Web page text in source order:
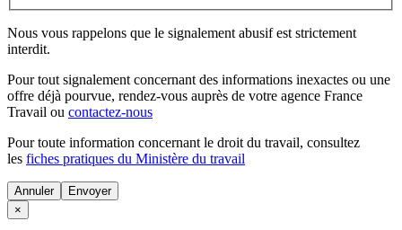
Nous vous rappelons que le signalement abusif est strictement
interdit.
Pour tout signalement concernant des informations inexactes ou une
offre déjà pourvue, rendez-vous auprès de votre agence France
Travail ou contactez-nous
Pour toute information concernant le droit du travail, consultez
les fiches pratiques du Ministère du travail
Annuler
×